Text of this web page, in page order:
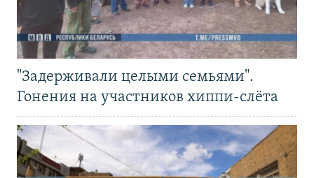
"Задерживали целыми семьями".
Гонения на участников хиппи-слёта